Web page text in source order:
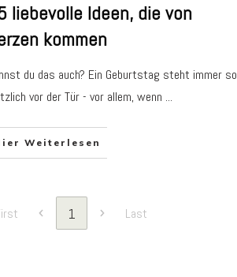
liebevolle Ideen, die von
kommen
du das auch? Ein Geburtstag steht immer so
vor der Tür - vor allem, wenn ...
Weiterlesen
1 Last